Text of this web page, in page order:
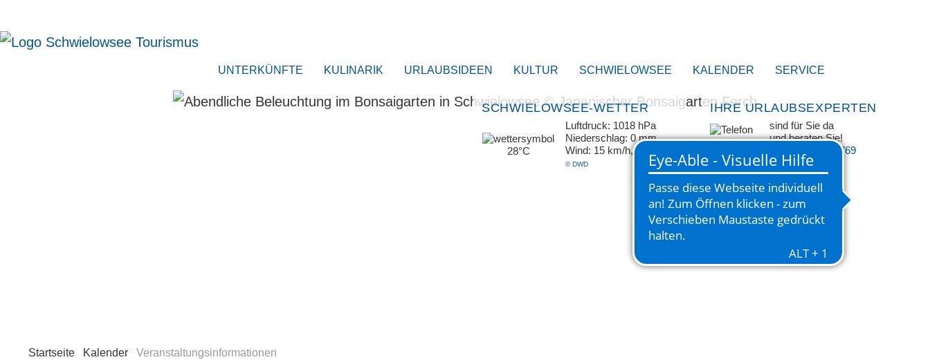
UNTERKÜNFTE KULINARIK URLAUBSIDEEN KULTUR SCHWIELOWSEE KALENDER SERVICE
SCHWIELOWSEE-WETTER
28°C
Luftdruck: 1018 hPa
Niederschlag: 0 mm
Wind: 15 km/h, WNW
© DWD
IHRE URLAUBSEXPERTEN
sind für Sie da
und beraten Sie!
+49 33209 769 769
Startseite Kalender Veranstaltungsinformationen